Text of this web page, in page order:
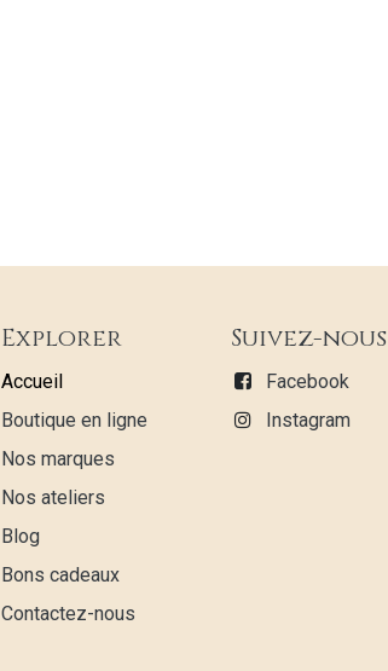
Explorer
Accueil
Boutique en ligne
Nos marques
Nos ateliers
Blog
Bons cadeaux
Contactez-nous
Suivez-nous
Facebook
Instagram